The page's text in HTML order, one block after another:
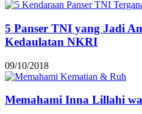
5 Panser TNI yang Jadi
Kedaulatan NKRI
09/10/2018
Memahami Inna Lillahi